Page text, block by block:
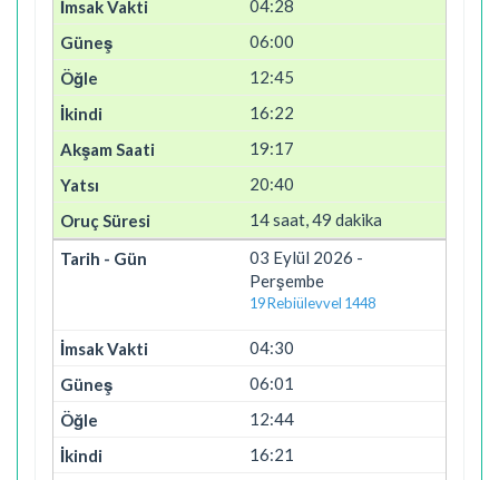
04:28
06:00
12:45
16:22
19:17
20:40
14 saat, 49 dakika
03 Eylül 2026 -
Perşembe
19 Rebiülevvel 1448
04:30
06:01
12:44
16:21